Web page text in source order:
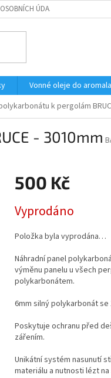
ÚDAJŮ
Vonné oleje do
k pergolám
- 3010mm
500 Kč
cena:
Vyprodáno
Položka byla vyprodána…
Náhradní panel
výměnu panelu u všech
polykarbonátem.
6mm silný polykarbonát se
Poskytuje ochranu před
zářením.
Unikátní systém nasunutí
materiálu a nutnosti lézt